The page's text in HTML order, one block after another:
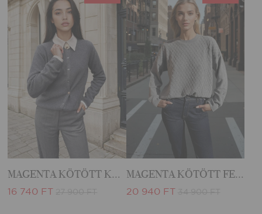
MAGENTA KÖTÖTT KARDIGÁN
16 740 FT
MAGENTA KÖTÖTT FELSŐ
20 940 FT